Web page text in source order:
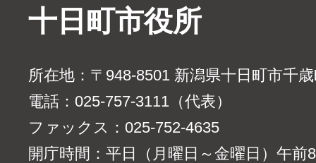
十日町市役所
所在地：〒948-8501 新潟県十日町市千
電話：025-757-3111（代表）
ファックス：025-752-4635
開庁時間：平日（月曜日～金曜日）午前